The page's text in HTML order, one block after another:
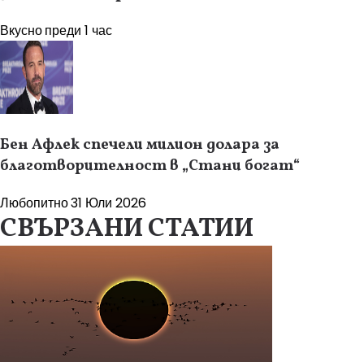
Вкуснопреди 1 час
Бен Афлек спечели милион долара за
благотворителност в „Стани богат“
Любопитно31 Юли 2026
СВЪРЗАНИ СТАТИИ